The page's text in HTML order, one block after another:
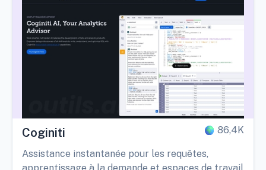
Coginiti 86,4K
Assistance instantanée pour les requêtes,